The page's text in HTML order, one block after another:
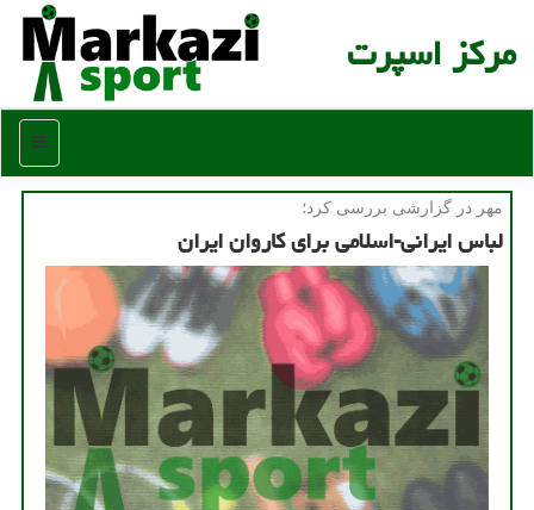
مركز اسپرت
منو
مهر در گزارشی بررسی كرد؛
لباس ایرانی-اسلامی برای كاروان ایران